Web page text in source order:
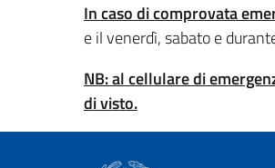
In caso di comprovata
e il venerdì, sabato e
NB: al cellulare di
di visto.